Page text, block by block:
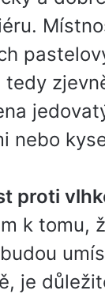
tedy
nebo
proti
k tomu,
je